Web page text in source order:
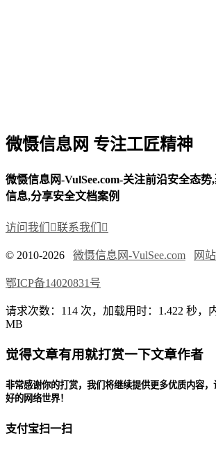
微慑信息网 专注工匠精神
微慑信息网-VulSee.com-关注前沿安全态
信息,分享安全文档案例
访问我们 联系我们 
© 2010-2026 微慑信息网-VulSee.com 网
鄂ICP备14020831号
请求次数：114 次，加载用时：1.422 秒，
MB
觉得文章有用就打赏一下文章作者
非常感谢你的打赏，我们将继续提供更多优质内容
好的网络世界！
支付宝扫一扫